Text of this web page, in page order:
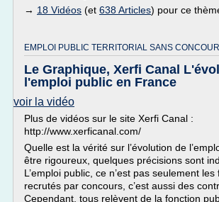
→ 18 Vidéos (et 638 Articles) pour ce
EMPLOI PUBLIC TERRITORIAL SANS
Le Graphique, Xerfi Canal
l'emploi public en France
voir la vidéo
Plus de vidéos sur le site Xerfi Canal :
http://www.xerficanal.com/
Quelle est la vérité sur l’évolution de
être rigoureux, quelques précisions sont
L’emploi public, ce n’est pas seulement
recrutés par concours, c’est aussi des
Cependant, tous relèvent de la fonction